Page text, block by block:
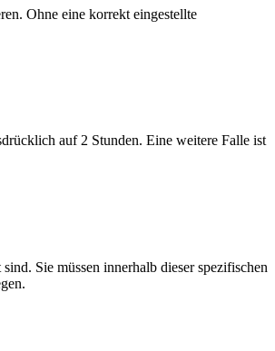
Ohne eine korrekt eingestellte
auf 2 Stunden. Eine weitere Falle ist
Sie müssen innerhalb dieser spezifischen